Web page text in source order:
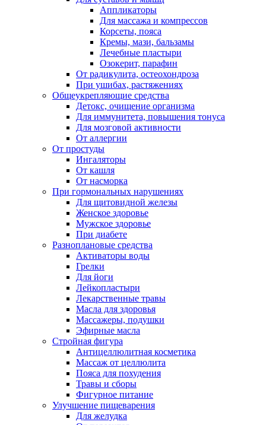
Аппликаторы
Для массажа и компрессов
Корсеты, пояса
Кремы, мази, бальзамы
Лечебные пластыри
Озокерит, парафин
От радикулита, остеохондроза
При ушибах, растяжениях
Общеукрепляющие средства
Детокс, очищение организма
Для иммунитета, повышения тонуса
Для мозговой активности
От аллергии
От простуды
Ингаляторы
От кашля
От насморка
При гормональных нарушениях
Для щитовидной железы
Женское здоровье
Мужское здоровье
При диабете
Разноплановые средства
Активаторы воды
Грелки
Для йоги
Лейкопластыри
Лекарственные травы
Масла для здоровья
Массажеры, подушки
Эфирные масла
Стройная фигура
Антицеллюлитная косметика
Массаж от целлюлита
Пояса для похудения
Травы и сборы
Фигурное питание
Улучшение пищеварения
Для желудка